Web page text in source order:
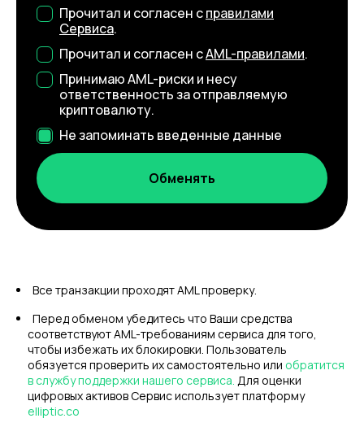
Прочитал и согласен справилами
Сервиса.
Прочитал и согласен сAML-правилами.
Принимаю AML-риски и несу
ответственность за отправляемую
криптовалюту.
Не запоминать введенные данные
Все транзакции проходят AML проверку.
Перед обменом убедитесь что Ваши средства
соответствуют AML-требованиям сервиса для того,
чтобы избежать их блокировки. Пользователь
обязуется проверить их самостоятельно или обратится
в службу поддержки нашего сервиса. Для оценки
цифровых активов Сервис использует платформу
elliptic.co